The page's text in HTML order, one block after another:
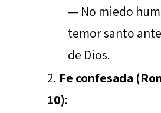
— No miedo
temor santo
de Dios.
Fe confesada
10):